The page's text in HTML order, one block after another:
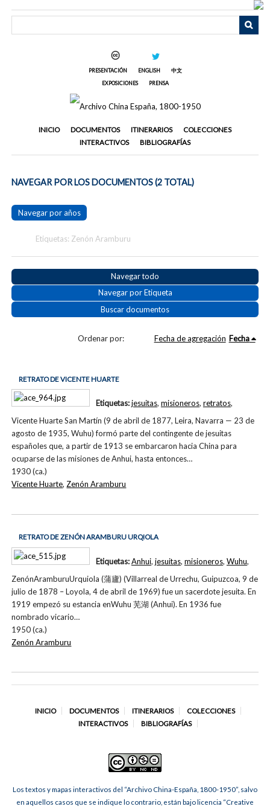
PRESENTACIÓN ENGLISH
中文
EXPOSICIONES
PRENSA
INICIO DOCUMENTOS ITINERARIOS
COLECCIONES
INTERACTIVOS
BIBLIOGRAFÍAS
NAVEGAR POR LOS DOCUMENTOS (2 TOTAL)
Navegar por años
Etiquetas: Zenón Aramburu
Navegar todo
Navegar por Etiqueta
Buscar documentos
Ordenar por: Fecha de agregación Fecha
RETRATO DE VICENTE HUARTE
Vicente Huarte San Martín (9 de abril de 1877, Leira, Navarra — 23 de
agosto de 1935, Wuhu) formó parte del contingente de jesuitas
españoles que, a partir de 1913 se embarcaron hacia China para
ocuparse de las misiones de Anhui, hasta entonces…
1930 (ca.)
Etiquetas:jesuitas, misioneros, retratos,
Vicente Huarte,Zenón Aramburu
RETRATO DE ZENÓN ARAMBURU URQIOLA
ZenónAramburuUrquiola (蒲廬) (Villarreal de Urrechu, Guipuzcoa, 9 de
julio de 1878 – Loyola, 4 de abril de 1969) fue un sacerdote jesuita. En
1919 empezó su estancia enWuhu 芜湖 (Anhui). En 1936 fue
nombrado vicario…
1950 (ca.)
Etiquetas:Anhui, jesuitas, misioneros, Wuhu,
Zenón Aramburu
INICIO DOCUMENTOS ITINERARIOS
COLECCIONES
INTERACTIVOS
BIBLIOGRAFÍAS
Los textos y mapas interactivos del “Archivo China-España, 1800-1950”, salvo
en aquellos casos que se indique lo contrario, están bajo licencia “Creative